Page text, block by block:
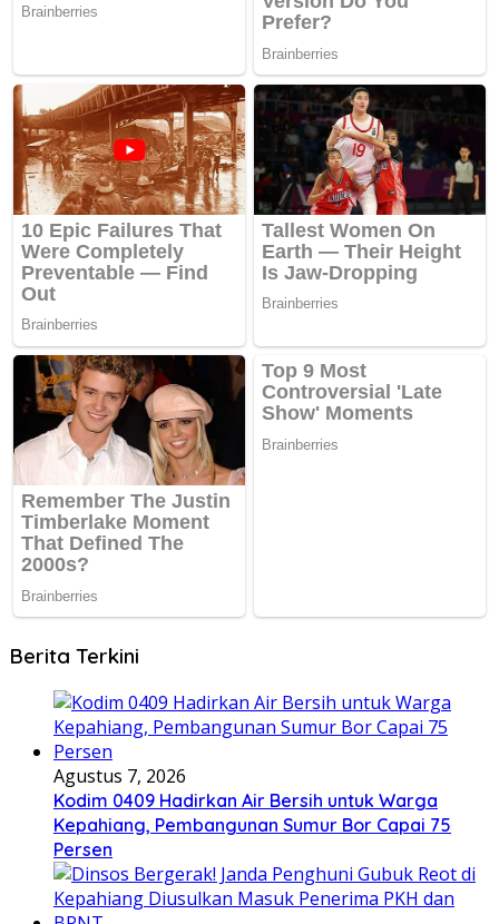
Berita Terkini
Agustus 7, 2026
Kodim 0409 Hadirkan Air Bersih untuk Warga
Kepahiang, Pembangunan Sumur Bor Capai 75
Persen